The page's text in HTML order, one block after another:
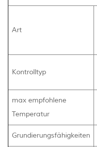
Art
Kontrolltyp
max empfohlene
Temperatur
Grundierungsfähigkeiten